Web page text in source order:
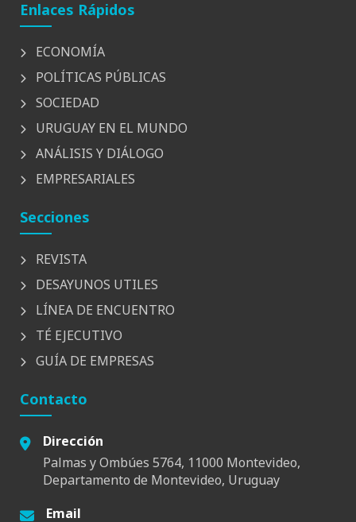
Enlaces Rápidos
ECONOMÍA
POLÍTICAS PÚBLICAS
SOCIEDAD
URUGUAY EN EL MUNDO
ANÁLISIS Y DIÁLOGO
EMPRESARIALES
Secciones
REVISTA
DESAYUNOS UTILES
LÍNEA DE ENCUENTRO
TÉ EJECUTIVO
GUÍA DE EMPRESAS
Contacto
Dirección
Palmas y Ombúes 5764, 11000 Montevideo,
Departamento de Montevideo, Uruguay
Email